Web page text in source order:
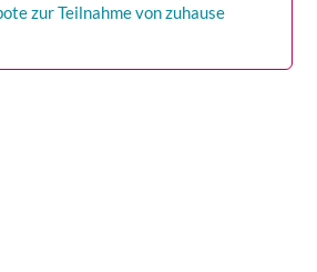
zur Teilnahme von zuhause